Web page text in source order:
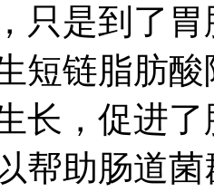
只是到了
短链脂肪
长，促进
帮助肠道